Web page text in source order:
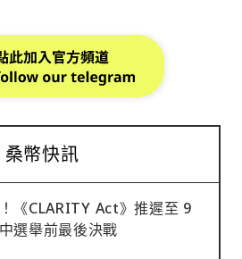
桑幣快訊
《CLARITY Act》推遲至 9
選舉前最後決戰